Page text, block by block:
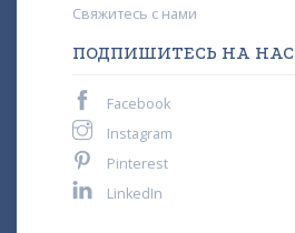
Свяжитесь с нами
ПОДПИШИТЕСЬ НА НАС
Facebook
Instagram
Pinterest
LinkedIn